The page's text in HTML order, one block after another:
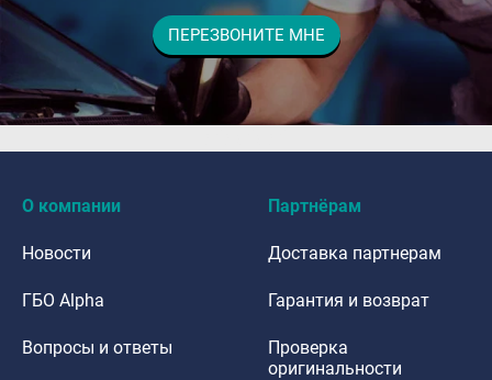
ПЕРЕЗВОНИТЕ МНЕ
О компании
Новости
ГБО Alpha
Вопросы и ответы
Партнёрам
Доставка партнерам
Гарантия и возврат
Проверка
оригинальности